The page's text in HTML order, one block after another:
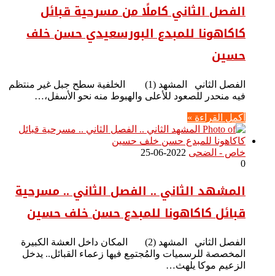
الفصل الثاني كاملًا من مسرحية قبائل
كاكاهونا للمبدع البورسعيدي حسن خلف
حسين
الفصل الثاني المشهد (1) الخلفية سطح جبل غير منتظم
فيه منحدر للصعود للأعلى والهبوط منه نحو الأسفل،…
أكمل القراءة »
خاص - الضحى 2022-06-25
0
المشهد الثاني .. الفصل الثاني .. مسرحية
قبائل كاكاهونا للمبدع حسن خلف حسين
الفصل الثاني المشهد (2) المكان داخل العشة الكبيرة
المخصصة للرسميات والمُجتمِع فيها زعماء القبائل.. يدخل
الزعيم موكا يلهث…